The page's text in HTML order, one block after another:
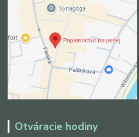
Otváracie hodiny